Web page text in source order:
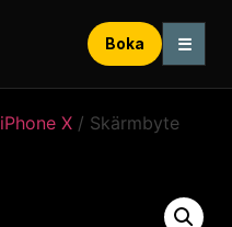
Boka ☰
iPhone X / Skärmbyte